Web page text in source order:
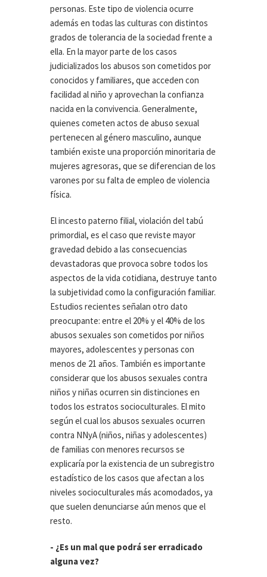
personas. Este tipo de violencia ocurre
además en todas las culturas con distintos
grados de tolerancia de la sociedad frente a
ella. En la mayor parte de los casos
judicializados los abusos son cometidos por
conocidos y familiares, que acceden con
facilidad al niño y aprovechan la confianza
nacida en la convivencia. Generalmente,
quienes cometen actos de abuso sexual
pertenecen al género masculino, aunque
también existe una proporción minoritaria de
mujeres agresoras, que se diferencian de los
varones por su falta de empleo de violencia
física.
El incesto paterno filial, violación del tabú
primordial, es el caso que reviste mayor
gravedad debido a las consecuencias
devastadoras que provoca sobre todos los
aspectos de la vida cotidiana, destruye tanto
la subjetividad como la configuración familiar.
Estudios recientes señalan otro dato
preocupante: entre el 20% y el 40% de los
abusos sexuales son cometidos por niños
mayores, adolescentes y personas con
menos de 21 años. También es importante
considerar que los abusos sexuales contra
niños y niñas ocurren sin distinciones en
todos los estratos socioculturales. El mito
según el cual los abusos sexuales ocurren
contra NNyA (niños, niñas y adolescentes)
de familias con menores recursos se
explicaría por la existencia de un subregistro
estadístico de los casos que afectan a los
niveles socioculturales más acomodados, ya
que suelen denunciarse aún menos que el
resto.
- ¿Es un mal que podrá ser erradicado
alguna vez?